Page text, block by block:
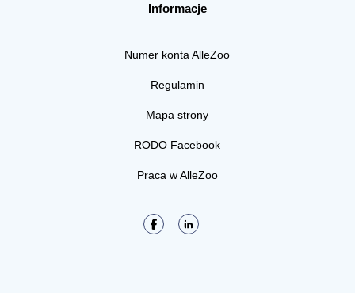
Informacje
Numer konta AlleZoo
Regulamin
Mapa strony
RODO Facebook
Praca w AlleZoo